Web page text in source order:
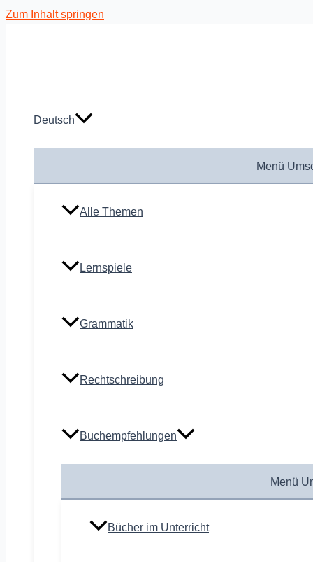
Zum Inhalt springen
Deutsch
Menü
Alle Themen
Lernspiele
Grammatik
Rechtschreibung
Buchempfehlungen
Menü
Bücher im Unterricht